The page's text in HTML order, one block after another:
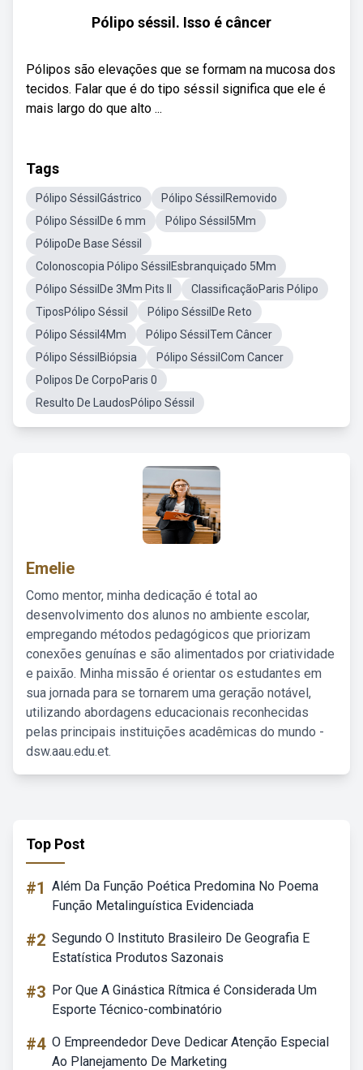
Pólipo séssil. Isso é câncer
Pólipos são elevações que se formam na mucosa dos
tecidos. Falar que é do tipo séssil significa que ele é
mais largo do que alto ...
Tags
Pólipo SéssilGástrico
Pólipo SéssilRemovido
Pólipo SéssilDe 6 mm
Pólipo Séssil5Mm
PólipoDe Base Séssil
Colonoscopia Pólipo SéssilEsbranquiçado 5Mm
Pólipo SéssilDe 3Mm Pits II
ClassificaçãoParis Pólipo
TiposPólipo Séssil
Pólipo SéssilDe Reto
Pólipo Séssil4Mm
Pólipo SéssilTem Câncer
Pólipo SéssilBiópsia
Pólipo SéssilCom Cancer
Polipos De CorpoParis 0
Resulto De LaudosPólipo Séssil
Emelie
Como mentor, minha dedicação é total ao
desenvolvimento dos alunos no ambiente escolar,
empregando métodos pedagógicos que priorizam
conexões genuínas e são alimentados por criatividade
e paixão. Minha missão é orientar os estudantes em
sua jornada para se tornarem uma geração notável,
utilizando abordagens educacionais reconhecidas
pelas principais instituições acadêmicas do mundo -
dsw.aau.edu.et.
Top Post
#1 Além Da Função Poética Predomina No Poema
Função Metalinguística Evidenciada
#2 Segundo O Instituto Brasileiro De Geografia E
Estatística Produtos Sazonais
#3 Por Que A Ginástica Rítmica é Considerada Um
Esporte Técnico-combinatório
#4 O Empreendedor Deve Dedicar Atenção Especial
Ao Planejamento De Marketing